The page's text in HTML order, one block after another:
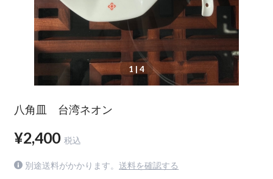
1 | 4
八角皿 台湾ネオン
¥2,400 税込
別途送料がかかります。 送料を確認する